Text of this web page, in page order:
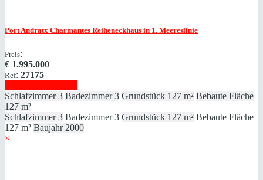
Port Andratx Charmantes Reiheneckhaus in 1. Meereslinie
Preis:
€ 1.995.000
Ref: 27175
Schlafzimmer 3 Badezimmer 3 Grundstück 127 m² Bebaute Fläche
127 m²
Schlafzimmer 3 Badezimmer 3 Grundstück 127 m² Bebaute Fläche
127 m² Baujahr 2000
×